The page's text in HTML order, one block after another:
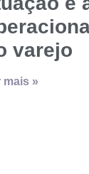
varejo
mais »